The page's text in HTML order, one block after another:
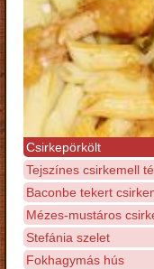
Csirkepörkölt
Tejszínes csirkemell
Baconbe tekert
Mézes-mustáros
Stefánia szelet
Fokhagymás hús